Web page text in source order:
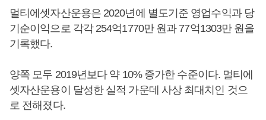
멀티에셋자산운용은 2020년에 별도기준 영업수익과 당
기순이익으로 각각 254억1770만 원과 77억1303만 원을
기록했다.
양쪽 모두 2019년보다 약 10% 증가한 수준이다. 멀티에
셋자산운용이 달성한 실적 가운데 사상 최대치인 것으
로 전해졌다.